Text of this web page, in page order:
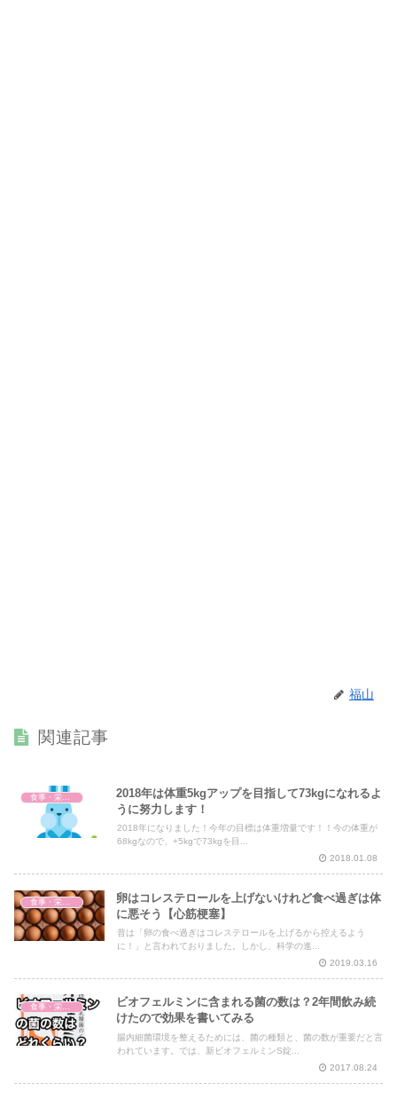
福山
関連記事
2018年は体重5kgアップを目指して73kgになれるよ
うに努力します！
2018年になりました！今年の目標は体重増量です！！今の体重が
68kgなので、+5kgで73kgを目...
2018.01.08
卵はコレステロールを上げないけれど食べ過ぎは体
に悪そう【心筋梗塞】
昔は「卵の食べ過ぎはコレステロールを上げるから控えるよう
に！」と言われておりました。しかし、科学の進...
2019.03.16
ビオフェルミンに含まれる菌の数は？2年間飲み続
けたので効果を書いてみる
腸内細菌環境を整えるためには、菌の種類と、菌の数が重要だと言
われています。では、新ビオフェルミンS錠...
2017.08.24